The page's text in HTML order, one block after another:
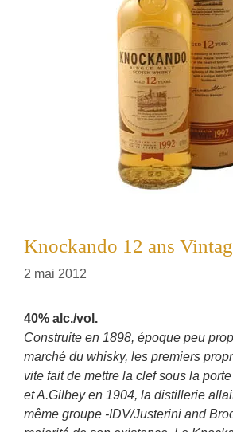
Knockando 12 ans
2 mai 2012
40% alc./vol.
Construite en 1898, époque peu
marché du whisky, les premiers
vite fait de mettre la clef sous la
et A.Gilbey en 1904, la distillerie
même groupe -IDV/Justerini and